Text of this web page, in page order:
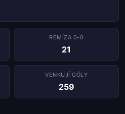
REMÍZA 0-0
21
VENKUJÍ GÓLY
259